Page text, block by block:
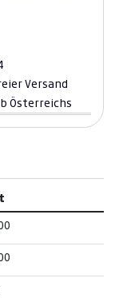
Versand
Österreichs